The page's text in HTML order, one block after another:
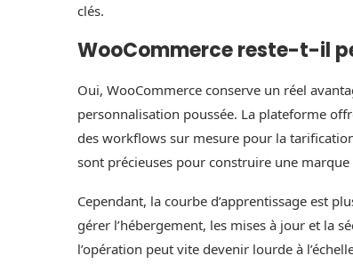
clés.
WooCommerce reste-t-il
Oui, WooCommerce conserve un réel
personnalisation poussée. La plateforme
des workflows sur mesure pour la
sont précieuses pour construire une marque
Cependant, la courbe d’apprentissage est
gérer l’hébergement, les mises à jour et la
l’opération peut vite devenir lourde à